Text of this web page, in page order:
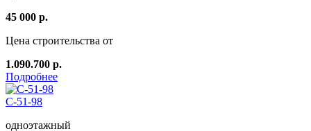
45 000 р.
Цена строительства от
1.090.700 р.
Подробнее
C-51-98
одноэтажный